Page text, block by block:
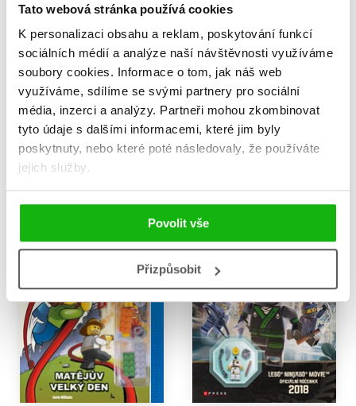
Tato webová stránka používá cookies
K personalizaci obsahu a reklam, poskytování funkcí
sociálních médií a analýze naší návštěvnosti využíváme
soubory cookies. Informace o tom, jak náš web
využíváme, sdílíme se svými partnery pro sociální
média, inzerci a analýzy. Partneři mohou zkombinovat
tyto údaje s dalšími informacemi, které jim byly
poskytnuty, nebo které poté následovaly, že používáte
jejich služby.
Povolit vše
Přizpůsobit
LEGO® Batman Chaos v
Gotham City!
Kolektiv
60 Kč
Do košíku
LEGO® Batman Jsem
Batman!
Kolektiv
159 Kč 199 Kč